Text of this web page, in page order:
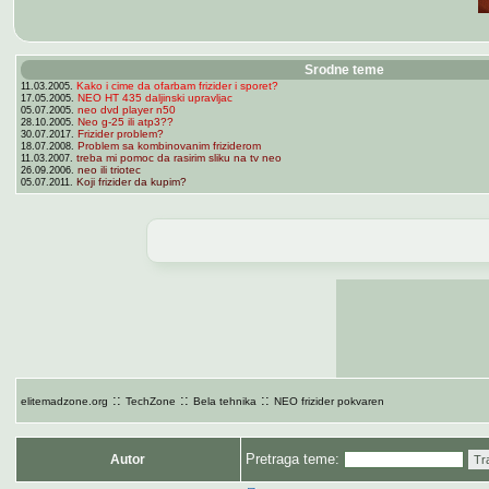
Srodne teme
11.03.2005. Kako i cime da ofarbam frizider i sporet?
17.05.2005. NEO HT 435 daljinski upravljac
05.07.2005. neo dvd player n50
28.10.2005. Neo g-25 ili atp3??
30.07.2017. Frizider problem?
18.07.2008. Problem sa kombinovanim friziderom
11.03.2007. treba mi pomoc da rasirim sliku na tv neo
26.09.2006. neo ili triotec
05.07.2011. Koji frizider da kupim?
elitemadzone.org :: TechZone :: Bela tehnika :: NEO frizider pokvaren
Autor Pretraga teme: